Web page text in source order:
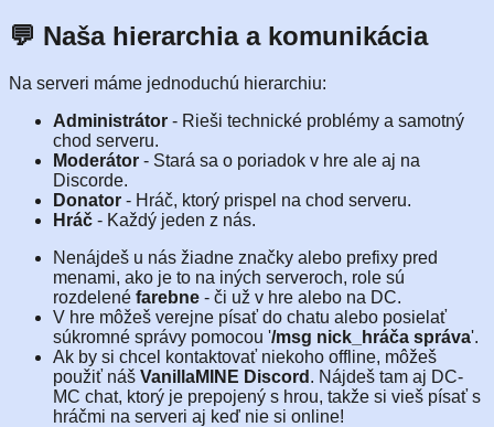
💬 Naša hierarchia a komunikácia
Na serveri máme jednoduchú hierarchiu:
Administrátor - Rieši technické problémy a samotný
chod serveru.
Moderátor - Stará sa o poriadok v hre ale aj na
Discorde.
Donator - Hráč, ktorý prispel na chod serveru.
Hráč - Každý jeden z nás.
Nenájdeš u nás žiadne značky alebo prefixy pred
menami, ako je to na iných serveroch, role sú
rozdelené farebne - či už v hre alebo na DC.
V hre môžeš verejne písať do chatu alebo posielať
súkromné správy pomocou '/msg nick_hráča správa'.
Ak by si chcel kontaktovať niekoho offline, môžeš
použiť náš VanillaMINE Discord . Nájdeš tam aj DC-
MC chat, ktorý je prepojený s hrou, takže si vieš písať s
hráčmi na serveri aj keď nie si online!